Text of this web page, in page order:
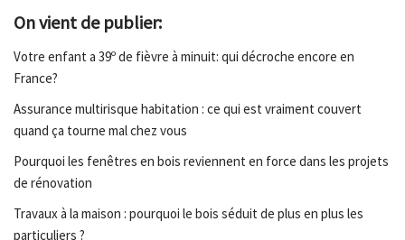
On vient de publier:
Votre enfant a 39º de fièvre à minuit: qui décroche encore en
France?
Assurance multirisque habitation : ce qui est vraiment couvert
quand ça tourne mal chez vous
Pourquoi les fenêtres en bois reviennent en force dans les projets
de rénovation
Travaux à la maison : pourquoi le bois séduit de plus en plus les
particuliers ?